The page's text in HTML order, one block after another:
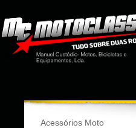
Acessórios Moto